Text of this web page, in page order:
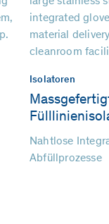
Isolatoren
Nahtlose
Abfüllprozesse